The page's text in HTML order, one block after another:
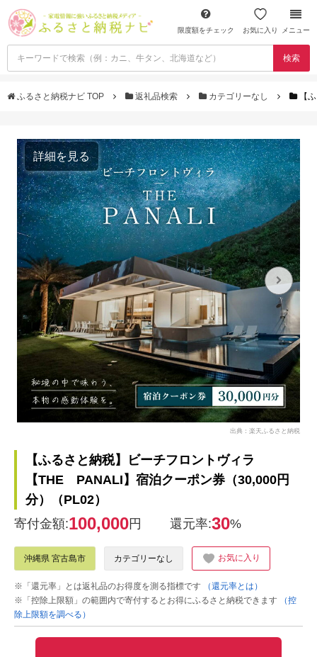
限度額をチェック お気に入り メニュー
検索
ふるさと納税ナビ TOP 返礼品検索 カテゴリーなし 【
詳細を見る
出典：楽天ふるさと納税
【ふるさと納税】ビーチフロントヴィラ
【THE PANALI】宿泊クーポン券（30,000円
分）（PL02）
寄付金額:100,000円 還元率:30%
沖縄県 宮古島市 カテゴリーなし お気に入り
※「還元率」とは返礼品のお得度を測る指標です
（還元率とは）
※「控除上限額」の範囲内で寄付するとお得にふるさと納税できます
（控
除上限額を調べる）